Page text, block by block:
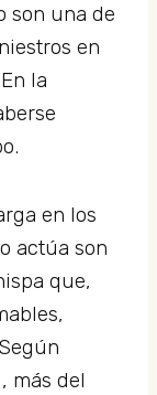
son una de
en
la
en los
actúa son
que,
más del